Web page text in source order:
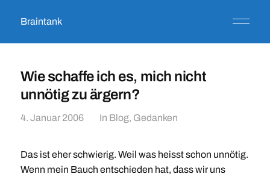
Braintank
Wie schaffe ich es, mich nicht
unnötig zu ärgern?
4. Januar 2006 In Blog, Gedanken
Das ist eher schwierig. Weil was heisst schon unnötig.
Wenn mein Bauch entschieden hat, dass wir uns